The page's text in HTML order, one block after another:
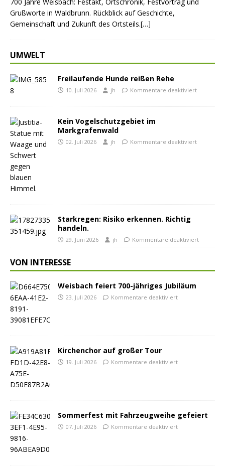
Grußworte in Waldbrunn. Rückblick auf Geschichte,
Gemeinschaft und Zukunft des Ortsteils.[…]
UMWELT
Freilaufende Hunde reißen Rehe
10. Juli 2026 jh Kommentare deaktiviert
Kein Vogelschutzgebiet im
Markgrafenwald
02. Juli 2026 jh Kommentare deaktiviert
Starkregen: Risiko erkennen. Richtig
handeln.
29. Juni 2026 jh Kommentare deaktiviert
VON INTERESSE
Weisbach feiert 700-jähriges Jubiläum
23. Juli 2026 Kommentare deaktiviert
Kirchenchor auf großer Tour
19. Juli 2026 Kommentare deaktiviert
Sommerfest mit Fahrzeugweihe gefeiert
07. Juli 2026 Kommentare deaktiviert